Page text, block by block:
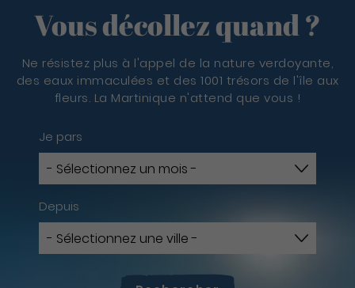
Vous décollez quand ?
Ne résistez plus à l'appel de la nature verdoyante,
des eaux immaculées et des 1001 trésors de l'île aux
fleurs. La Martinique n'attend que vous !
Je pars
Depuis